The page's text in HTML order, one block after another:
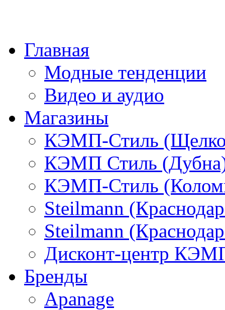
Главная
Модные тенденции
Видео и аудио
Магазины
КЭМП-Стиль
КЭМП Стиль
КЭМП-Стиль
Steilmann
Steilmann
Дисконт-центр
Бренды
Apanage